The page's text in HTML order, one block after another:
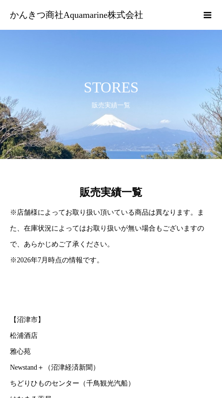
かんきつ商社Aquamarine株式会社
STORES
販売実績一覧
販売実績一覧
※店舗様によってお取り扱い頂いている商品は異なります。ま
た、在庫状況によってはお取り扱いが無い場合もございますの
で、あらかじめご了承ください。
※2026年7月時点の情報です。
【沼津市】
松浦酒店
雅心苑
Newstand＋（沼津経済新聞）
ちどりひものセンター（千鳥観光汽船）